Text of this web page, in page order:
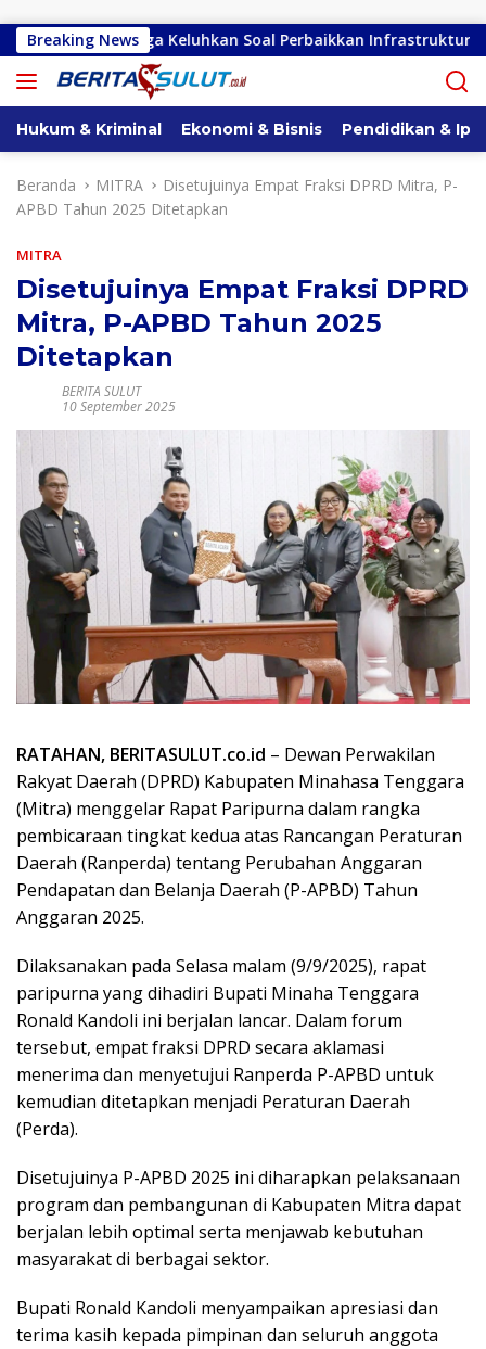
Breaking News
Warga Keluhkan Soal Perbaikkan Infrastruktur Jalan
Hukum & Kriminal Ekonomi & Bisnis Pendidikan &
Beranda MITRA
Disetujuinya Empat Fraksi DPRD Mitra, P-
APBD Tahun 2025 Ditetapkan
MITRA
Disetujuinya Empat Fraksi DPRD
Mitra, P-APBD Tahun 2025
Ditetapkan
BERITA SULUT
10 September 2025
RATAHAN, BERITASULUT.co.id – Dewan Perwakilan
Rakyat Daerah (DPRD) Kabupaten Minahasa Tenggara
(Mitra) menggelar Rapat Paripurna dalam rangka
pembicaraan tingkat kedua atas Rancangan Peraturan
Daerah (Ranperda) tentang Perubahan Anggaran
Pendapatan dan Belanja Daerah (P-APBD) Tahun
Anggaran 2025.
Dilaksanakan pada Selasa malam (9/9/2025), rapat
paripurna yang dihadiri Bupati Minaha Tenggara
Ronald Kandoli ini berjalan lancar. Dalam forum
tersebut, empat fraksi DPRD secara aklamasi
menerima dan menyetujui Ranperda P-APBD untuk
kemudian ditetapkan menjadi Peraturan Daerah
(Perda).
Disetujuinya P-APBD 2025 ini diharapkan pelaksanaan
program dan pembangunan di Kabupaten Mitra dapat
berjalan lebih optimal serta menjawab kebutuhan
masyarakat di berbagai sektor.
Bupati Ronald Kandoli menyampaikan apresiasi dan
terima kasih kepada pimpinan dan seluruh anggota